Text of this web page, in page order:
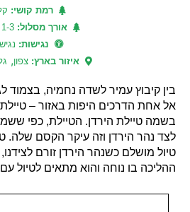
רמת קושי:
אורך מסלול:1-3 ק"מ
נגישות: נגיש
איזור בארץ:צפון,
בין קיבוץ עמיר לשדה נחמיה, בצמוד
אל אחת הדרכים היפות באזור –
בשמה טיילת הירדן. הטיילת, כפי
לצד נהר הירדן וזה עיקר הקסם שלה.
טיול מושלם כשנהר הירדן זורם
ההליכה בו נוחה והוא מתאים לטיול